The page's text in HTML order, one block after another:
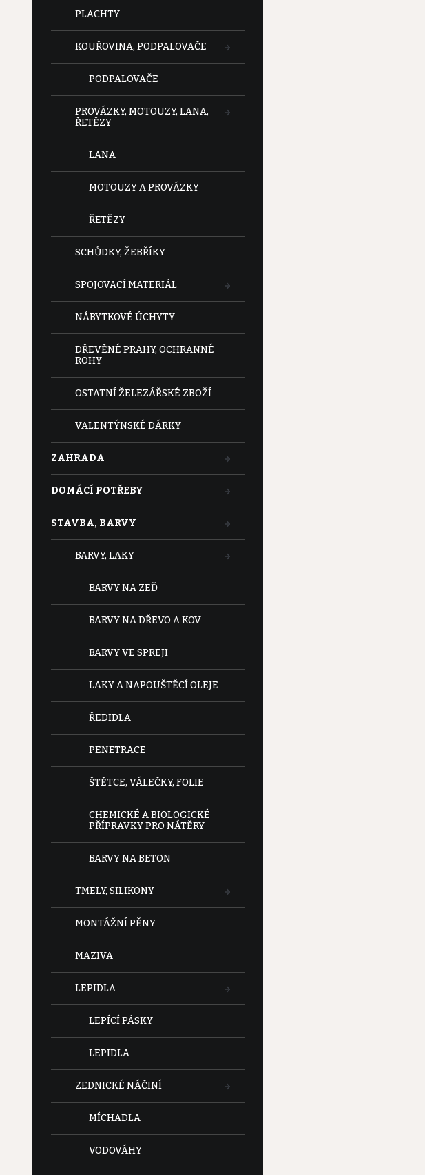
PLACHTY
KOUŘOVINA, PODPALOVAČE
PODPALOVAČE
PROVÁZKY, MOTOUZY, LANA,
ŘETĚZY
LANA
MOTOUZY A PROVÁZKY
ŘETĚZY
SCHŮDKY, ŽEBŘÍKY
SPOJOVACÍ MATERIÁL
NÁBYTKOVÉ ÚCHYTY
DŘEVĚNÉ PRAHY, OCHRANNÉ
ROHY
OSTATNÍ ŽELEZÁŘSKÉ ZBOŽÍ
VALENTÝNSKÉ DÁRKY
ZAHRADA
DOMÁCÍ POTŘEBY
STAVBA, BARVY
BARVY, LAKY
BARVY NA ZEĎ
BARVY NA DŘEVO A KOV
BARVY VE SPREJI
LAKY A NAPOUŠTĚCÍ OLEJE
ŘEDIDLA
PENETRACE
ŠTĚTCE, VÁLEČKY, FOLIE
CHEMICKÉ A BIOLOGICKÉ
PŘÍPRAVKY PRO NÁTĚRY
BARVY NA BETON
TMELY, SILIKONY
MONTÁŽNÍ PĚNY
MAZIVA
LEPIDLA
LEPÍCÍ PÁSKY
LEPIDLA
ZEDNICKÉ NÁČINÍ
MÍCHADLA
VODOVÁHY